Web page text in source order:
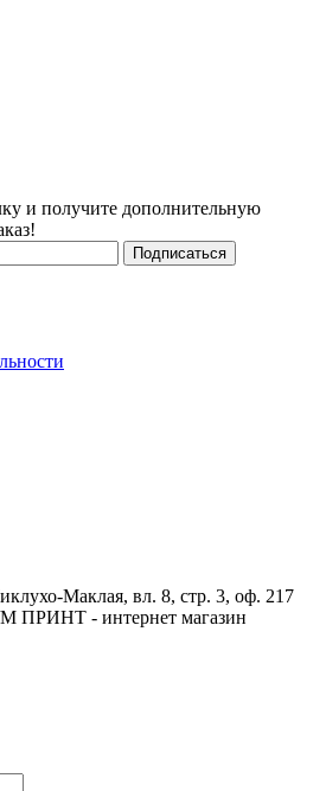
и получите дополнительную
Маклая, вл. 8, стр. 3, оф. 217
ПРИНТ - интернет магазин